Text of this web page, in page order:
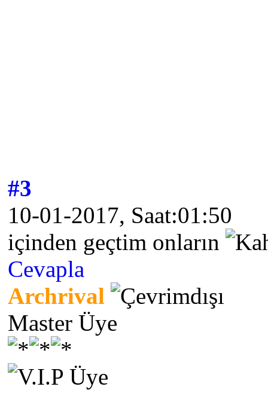
#3
10-01-2017, Saat:01:50
içinden geçtim onların
Cevapla
Archrival
Master Üye